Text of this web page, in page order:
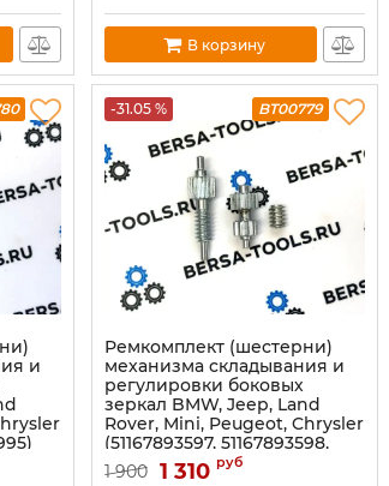
В корзину
и
-31.05 % BT00779
Ремкомплект (шестерни)
механизма складывания и
регулировки боковых
зеркал BMW, Jeep, Land
Rover, Mini, Peugeot, Chrysler
(51167893597, 51167893598,
LR041886)
1 900 1 310 руб